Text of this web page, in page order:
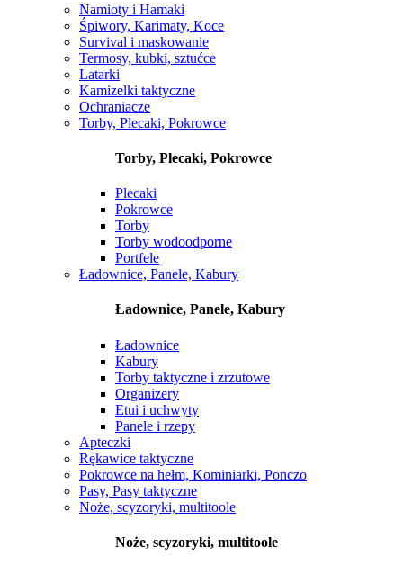
Namioty i Hamaki
Śpiwory, Karimaty, Koce
Survival i maskowanie
Termosy, kubki, sztućce
Latarki
Kamizelki taktyczne
Ochraniacze
Torby, Plecaki, Pokrowce
Torby, Plecaki, Pokrowce
Plecaki
Pokrowce
Torby
Torby wodoodporne
Portfele
Ładownice, Panele, Kabury
Ładownice, Panele, Kabury
Ładownice
Kabury
Torby taktyczne i zrzutowe
Organizery
Etui i uchwyty
Panele i rzepy
Apteczki
Rękawice taktyczne
Pokrowce na hełm, Kominiarki, Ponczo
Pasy, Pasy taktyczne
Noże, scyzoryki, multitoole
Noże, scyzoryki, multitoole